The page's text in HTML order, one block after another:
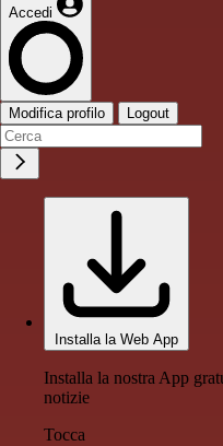
Accedi
Modifica profilo Logout
Installa la Web App
Installa la nostra App
notizie
Tocca